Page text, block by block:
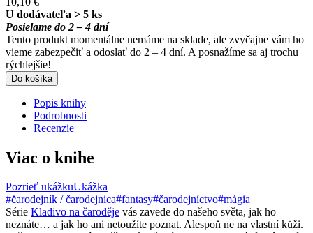
U dodávateľa > 5 ks
Posielame do 2 – 4 dní
Tento produkt momentálne nemáme na sklade, ale zvyčajne vám ho
vieme zabezpečiť a odoslať do 2 – 4 dní. A posnažíme sa aj trochu
rýchlejšie!
Do košíka
Popis knihy
Podrobnosti
Recenzie
Viac o knihe
Pozrieť ukážkuUkážka
#čarodejník / čarodejnica#fantasy#čarodejníctvo#mágia
Série Kladivo na čaroděje vás zavede do našeho světa, jak ho
neznáte… a jak ho ani netoužíte poznat. Alespoň ne na vlastní kůži.